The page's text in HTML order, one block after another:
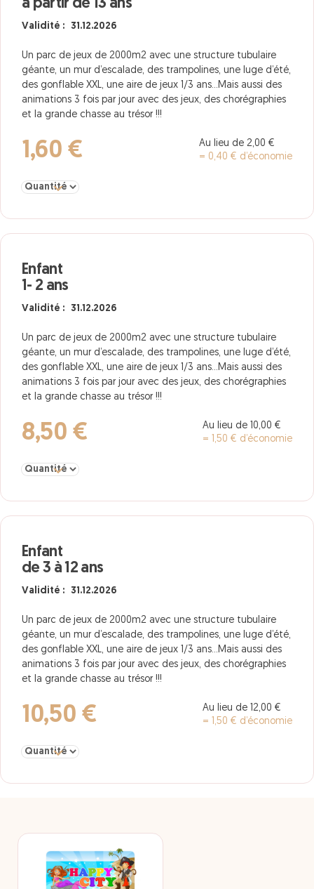
à partir de 13 ans
Validité : 31.12.2026
Un parc de jeux de 2000m2 avec une structure tubulaire
géante, un mur d’escalade, des trampolines, une luge d’été,
des gonflable XXL, une aire de jeux 1/3 ans…Mais aussi des
animations 3 fois par jour avec des jeux, des chorégraphies
et la grande chasse au trésor !!!
1,60 €
Au lieu de 2,00 €
= 0,40 € d’économie
Sélectionner la quantité pour Adulte à partir de 13 ans
Enfant
1- 2 ans
Validité : 31.12.2026
Un parc de jeux de 2000m2 avec une structure tubulaire
géante, un mur d’escalade, des trampolines, une luge d’été,
des gonflable XXL, une aire de jeux 1/3 ans…Mais aussi des
animations 3 fois par jour avec des jeux, des chorégraphies
et la grande chasse au trésor !!!
8,50 €
Au lieu de 10,00 €
= 1,50 € d’économie
Sélectionner la quantité pour Enfant 1- 2 ans
Enfant
de 3 à 12 ans
Validité : 31.12.2026
Un parc de jeux de 2000m2 avec une structure tubulaire
géante, un mur d’escalade, des trampolines, une luge d’été,
des gonflable XXL, une aire de jeux 1/3 ans…Mais aussi des
animations 3 fois par jour avec des jeux, des chorégraphies
et la grande chasse au trésor !!!
10,50 €
Au lieu de 12,00 €
= 1,50 € d’économie
Sélectionner la quantité pour Enfant de 3 à 12 ans